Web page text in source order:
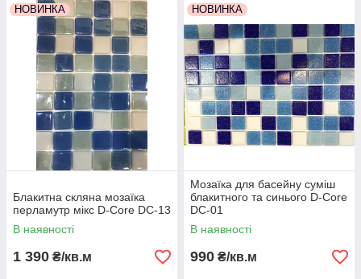
НОВИНКА
Блакитна скляна мозаїка
перламутр мікс D-Core DC-13
В наявності
1 390 ₴/кв.м
НОВИНКА
Мозаїка для басейну суміш
блакитного та синього D-Core
DC-01
В наявності
990 ₴/кв.м